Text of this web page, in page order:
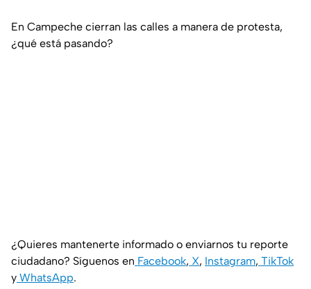
En Campeche cierran las calles a manera de protesta,
¿qué está pasando?
¿Quieres mantenerte informado o enviarnos tu reporte
ciudadano? Síguenos en Facebook, X, Instagram, TikTok
y WhatsApp.